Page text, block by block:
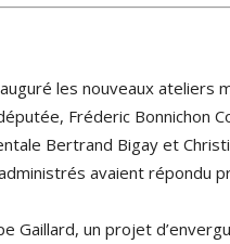
les nouveaux ateliers
Fréderic Bonnichon
Bertrand Bigay et
avaient répondu
Gaillard, un projet